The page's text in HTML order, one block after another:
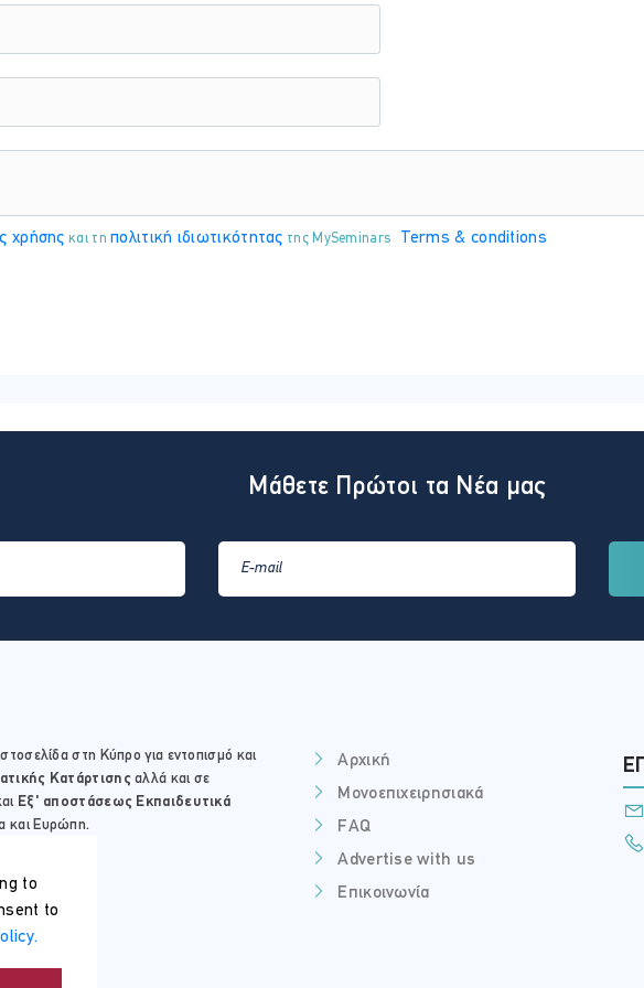
to
to
είναι να αναδειχθεί ο ρόλος των κοινωνικών επιχειρήσεων και της κοινωνικής
χρήσης και τη πολιτική ιδιωτικότητας της MySeminars Terms & conditions
Μάθετε Πρώτοι τα Νέα μας
στη Κύπρο για εντοπισμό και
Κατάρτισηςαλλά και σε
Εξ' αποστάσεως Εκπαιδευτικά
και Ευρώπη.
Αρχική
Μονοεπιχειρησιακά
FAQ
Advertise with us
Επικοινωνία